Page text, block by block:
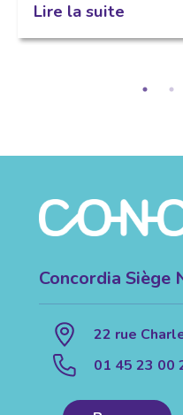
Lire la suite
Concordia Siège
22 rue
01 45 23 00